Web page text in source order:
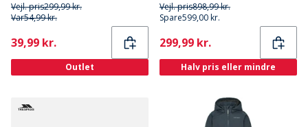
Vejl. pris299,99 kr.
Var54,99 kr.
Current
39,99 kr.
Outlet
Vejl. pris898,99 kr.
Spare599,00 kr.
Current
299,99 kr.
Halv pris eller mindre